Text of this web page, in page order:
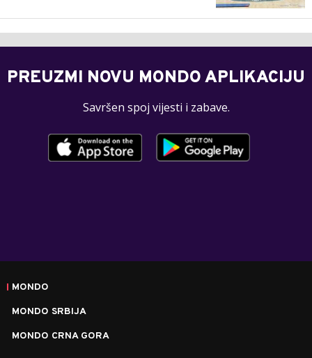
PREUZMI NOVU MONDO APLIKACIJU
Savršen spoj vijesti i zabave.
MONDO
MONDO SRBIJA
MONDO CRNA GORA